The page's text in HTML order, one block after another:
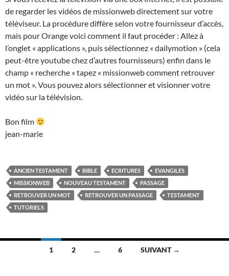
de regarder les vidéos de missionweb directement sur votre
téléviseur. La procédure diffère selon votre fournisseur d’accès,
mais pour Orange voici comment il faut procéder : Allez à
l’onglet « applications », puis sélectionnez « dailymotion » (cela
peut-être youtube chez d’autres fournisseurs) enfin dans le
champ « recherche » tapez « missionweb comment retrouver
un mot ». Vous pouvez alors sélectionner et visionner votre
vidéo sur la télévision.
Bon film
jean-marie
ANCIEN TESTAMENT BIBLE ECRITURES
EVANGILES
MISSIONWEB
NOUVEAU TESTAMENT
PASSAGE
RETROUVER UN MOT
RETROUVER UN PASSAGE
TESTAMENT
TUTORIELS
Navigation
1 2 … 6 SUIVANT →